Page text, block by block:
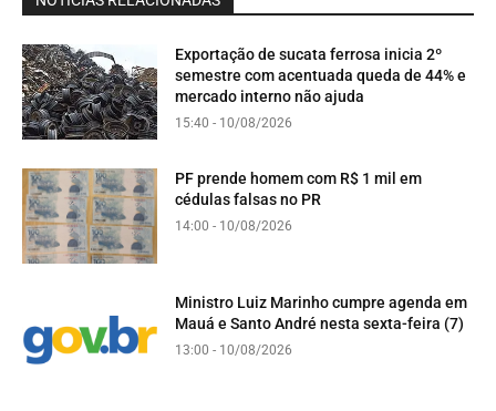
Exportação de sucata ferrosa inicia 2º
semestre com acentuada queda de 44% e
mercado interno não ajuda
15:40 - 10/08/2026
PF prende homem com R$ 1 mil em
cédulas falsas no PR
14:00 - 10/08/2026
Ministro Luiz Marinho cumpre agenda em
Mauá e Santo André nesta sexta-feira (7)
13:00 - 10/08/2026